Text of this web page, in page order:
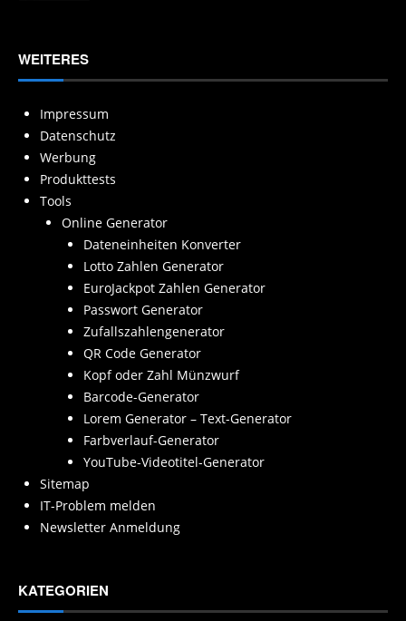
WEITERES
Impressum
Datenschutz
Werbung
Produkttests
Tools
Online Generator
Dateneinheiten Konverter
Lotto Zahlen Generator
EuroJackpot Zahlen Generator
Passwort Generator
Zufallszahlengenerator
QR Code Generator
Kopf oder Zahl Münzwurf
Barcode-Generator
Lorem Generator – Text-Generator
Farbverlauf-Generator
YouTube-Videotitel-Generator
Sitemap
IT-Problem melden
Newsletter Anmeldung
KATEGORIEN